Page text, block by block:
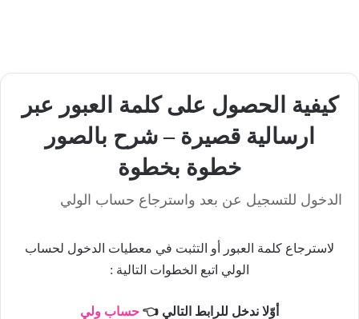
كيفية الحصول على كلمة العبور عبر
ارسالية قصيرة – شرح بالصور
خطوة بخطوة
الدخول للتسجيل عن بعد واسترجاع حساب الولي
لاسترجاع كلمة العبور أو التثبت في معطيات الدخول لحساب
الولي اتبع الخطوات التالية :
أوّلا ندخل للرابط التالي 👈 حساب ولي